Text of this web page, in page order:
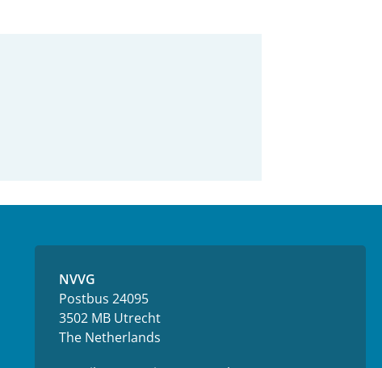
NVVG
Postbus 24095
3502 MB Utrecht
The Netherlands